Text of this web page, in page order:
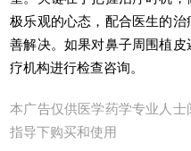
极乐观的心态，配合医生的
善解决。如果对鼻子周围植
疗机构进行检查咨询。
本广告仅供医学药学专业人
指导下购买和使用